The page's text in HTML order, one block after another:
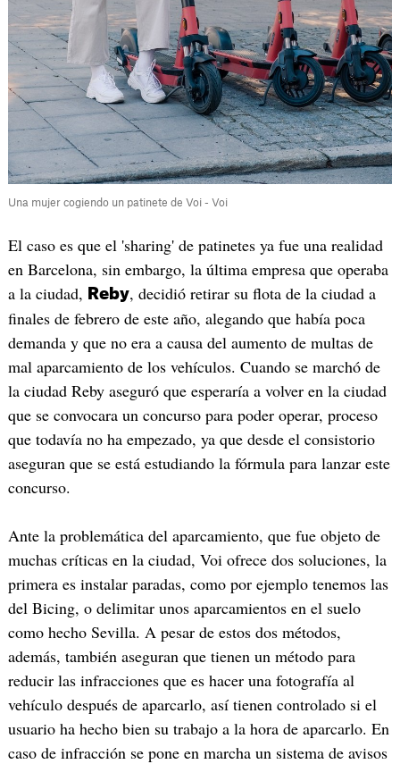
Una mujer cogiendo un patinete de Voi - Voi
El caso es que el 'sharing' de patinetes ya fue una realidad
en Barcelona, sin embargo, la última empresa que operaba
a la ciudad, Reby, decidió retirar su flota de la ciudad a
finales de febrero de este año, alegando que había poca
demanda y que no era a causa del aumento de multas de
mal aparcamiento de los vehículos. Cuando se marchó de
la ciudad Reby aseguró que esperaría a volver en la ciudad
que se convocara un concurso para poder operar, proceso
que todavía no ha empezado, ya que desde el consistorio
aseguran que se está estudiando la fórmula para lanzar este
concurso.
Ante la problemática del aparcamiento, que fue objeto de
muchas críticas en la ciudad, Voi ofrece dos soluciones, la
primera es instalar paradas, como por ejemplo tenemos las
del Bicing, o delimitar unos aparcamientos en el suelo
como hecho Sevilla. A pesar de estos dos métodos,
además, también aseguran que tienen un método para
reducir las infracciones que es hacer una fotografía al
vehículo después de aparcarlo, así tienen controlado si el
usuario ha hecho bien su trabajo a la hora de aparcarlo. En
caso de infracción se pone en marcha un sistema de avisos